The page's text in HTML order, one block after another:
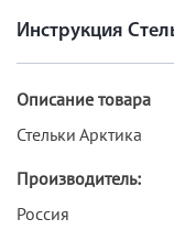
Инструкция
Описание товара
Стельки Арктика
Производитель:
Россия